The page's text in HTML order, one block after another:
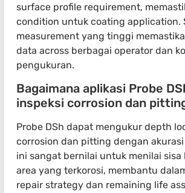
surface profile requirement,
condition untuk coating application.
measurement yang tinggi
data across berbagai operator dan
pengukuran.
Bagaimana aplikasi Probe
inspeksi corrosion dan
Probe DSh dapat mengukur depth
corrosion dan pitting dengan
ini sangat bernilai untuk menilai sisa
area yang terkorosi, membantu
repair strategy dan remaining life